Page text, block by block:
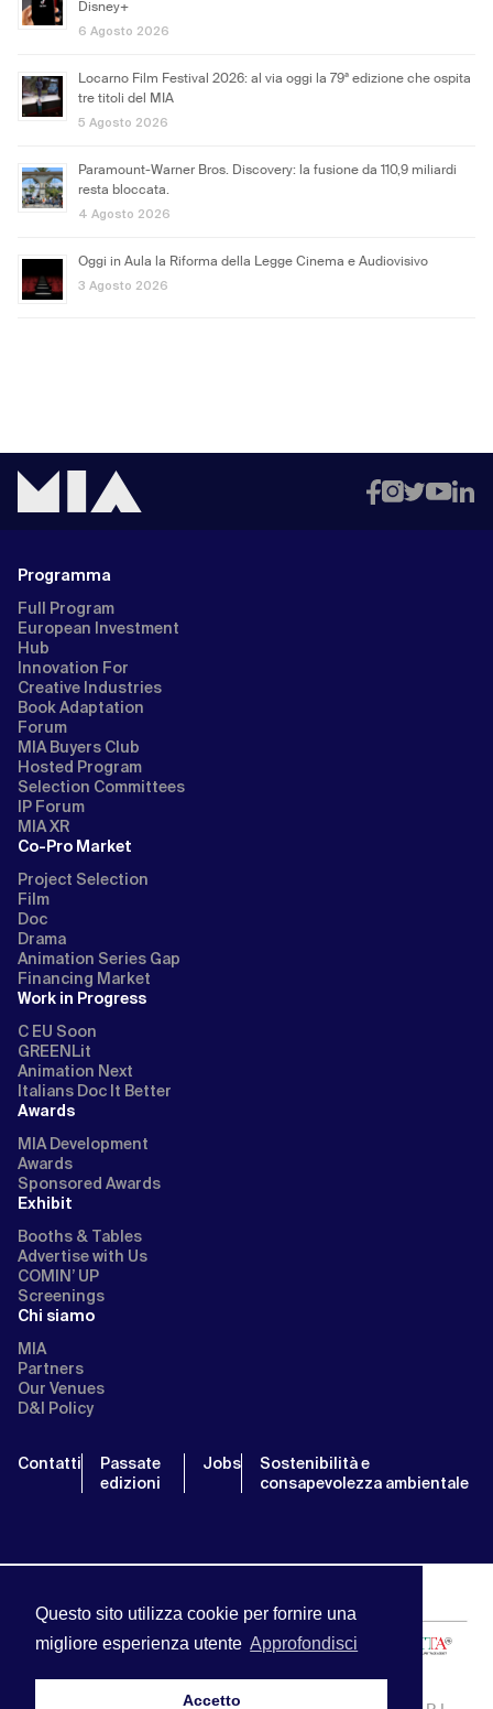
Questo sito utilizza cookie per fornire una
migliore esperienza utente Approfondisci
Accetto
Disney+
6 Agosto 2026
Locarno Film Festival 2026: al via oggi la 79ª edizione che ospita
tre titoli del MIA
5 Agosto 2026
Paramount-Warner Bros. Discovery: la fusione da 110,9 miliardi
resta bloccata.
4 Agosto 2026
Oggi in Aula la Riforma della Legge Cinema e Audiovisivo
3 Agosto 2026
Programma
Full Program
European Investment
Hub
Innovation For
Creative Industries
Book Adaptation
Forum
MIA Buyers Club
Hosted Program
Selection Committees
IP Forum
MIA XR
Co-Pro Market
Project Selection
Film
Doc
Drama
Animation Series Gap
Financing Market
Work in Progress
C EU Soon
GREENLit
Animation Next
Italians Doc It Better
Awards
MIA Development
Awards
Sponsored Awards
Exhibit
Booths & Tables
Advertise with Us
COMIN’ UP
Screenings
Chi siamo
MIA
Partners
Our Venues
D&I Policy
Contatti
Passate
edizioni
Jobs
Sostenibilità e
consapevolezza ambientale